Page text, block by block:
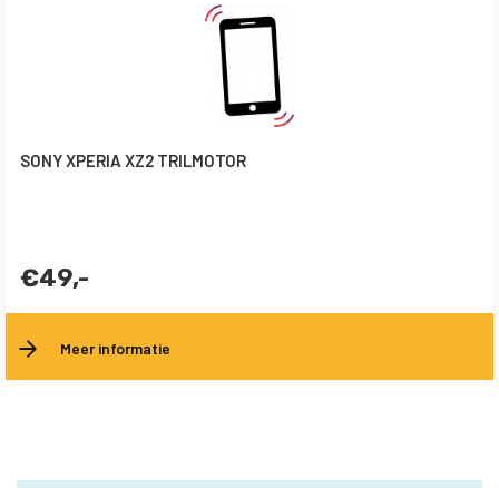
SONY XPERIA XZ2 TRILMOTOR
€49,-
Meer informatie